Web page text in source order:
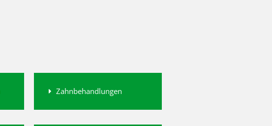
Zahnbehandlungen